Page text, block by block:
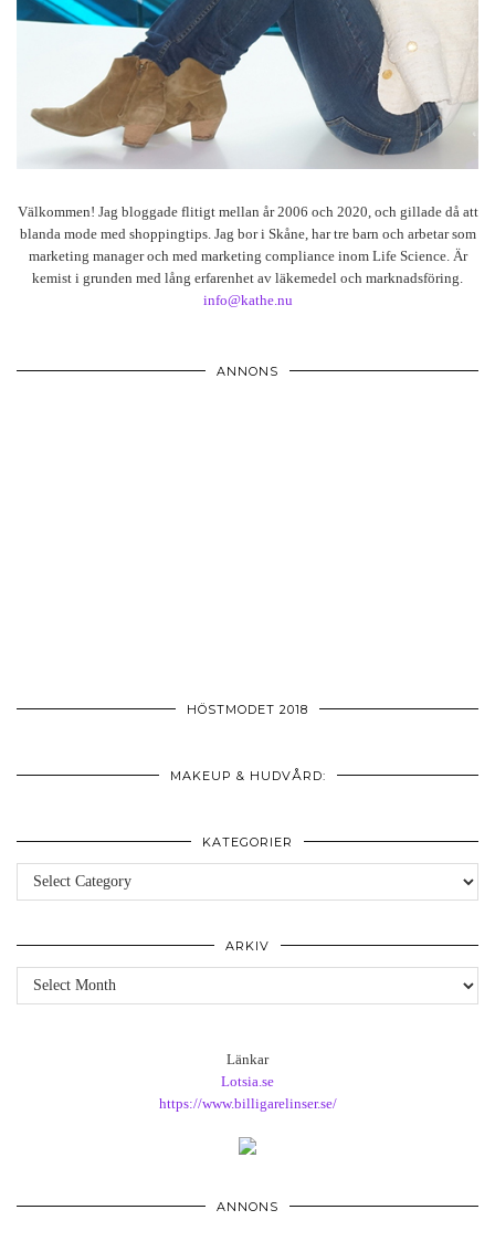
Välkommen! Jag bloggade flitigt mellan år 2006 och 2020, och gillade då att
blanda mode med shoppingtips. Jag bor i Skåne, har tre barn och arbetar som
marketing manager och med marketing compliance inom Life Science. Är
kemist i grunden med lång erfarenhet av läkemedel och marknadsföring.
info@kathe.nu
ANNONS
HÖSTMODET 2018
MAKEUP & HUDVÅRD:
KATEGORIER
Kategorier
ARKIV
Arkiv
Länkar
Lotsia.se
https://www.billigarelinser.se/
ANNONS